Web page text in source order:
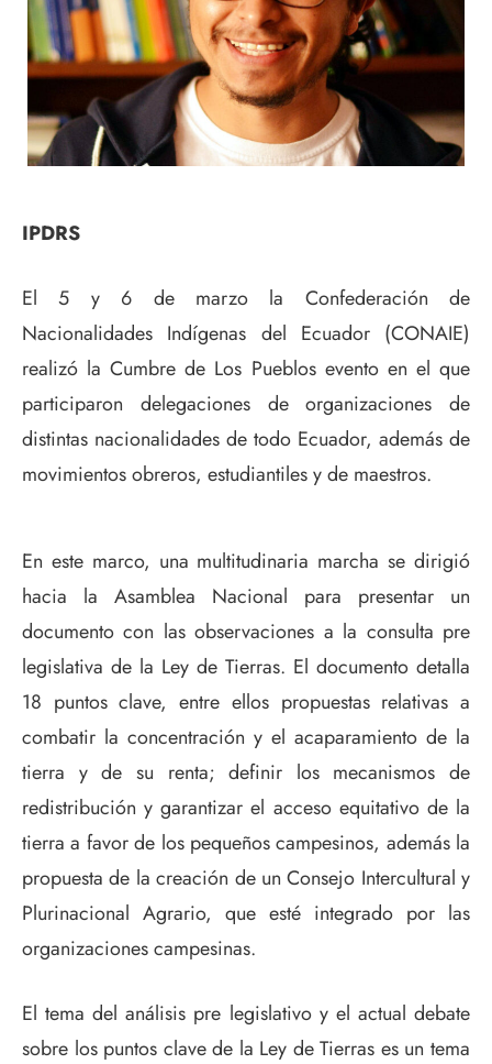
IPDRS
El 5 y 6 de marzo la Confederación de
Nacionalidades Indígenas del Ecuador (CONAIE)
realizó la Cumbre de Los Pueblos evento en el que
participaron delegaciones de organizaciones de
distintas nacionalidades de todo Ecuador, además de
movimientos obreros, estudiantiles y de maestros.
En este marco, una multitudinaria marcha se dirigió
hacia la Asamblea Nacional para presentar un
documento con las observaciones a la consulta pre
legislativa de la Ley de Tierras. El documento detalla
18 puntos clave, entre ellos propuestas relativas a
combatir la concentración y el acaparamiento de la
tierra y de su renta; definir los mecanismos de
redistribución y garantizar el acceso equitativo de la
tierra a favor de los pequeños campesinos, además la
propuesta de la creación de un Consejo Intercultural y
Plurinacional Agrario, que esté integrado por las
organizaciones campesinas.
El tema del análisis pre legislativo y el actual debate
sobre los puntos clave de la Ley de Tierras es un tema